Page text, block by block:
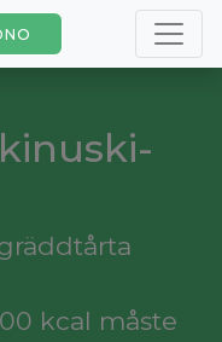
kcal måste